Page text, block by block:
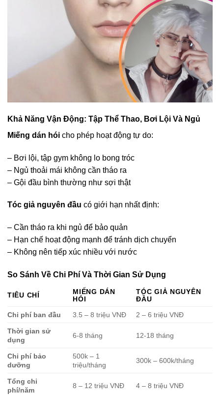
Khả Năng Vận Động: Tập Thể Thao, Bơi Lội Và Ngủ
Miếng dán hói cho phép hoạt động tự do:
– Bơi lội, tập gym không lo bong tróc
– Ngủ thoải mái không cần tháo ra
– Gội đầu bình thường như sợi thật
Tóc giả nguyên đầu có giới hạn nhất định:
– Cần tháo ra khi ngủ để bảo quản
– Hạn chế hoạt động mạnh để tránh dịch chuyển
– Không nên tiếp xúc nhiều với nước
So Sánh Về Chi Phí Và Thời Gian Sử Dụng
TIÊU CHÍ
MIẾNG DÁN
HÓI
TÓC GIẢ NGUYÊN
ĐẦU
Chi phí ban đầu
3.5 – 8 triệu VNĐ 2 – 6 triệu VNĐ
Thời gian sử
dụng
6-8 tháng 12-18 tháng
Chi phí bảo
dưỡng
500k – 1
triệu/tháng
300k – 600k/tháng
Tổng chi
phí/năm
8 – 12 triệu VNĐ 4 – 8 triệu VNĐ